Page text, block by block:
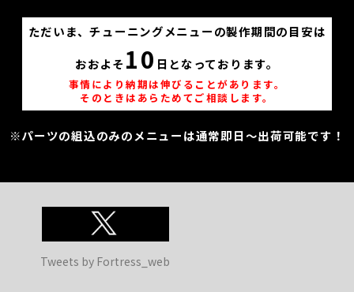
ただいま、チューニングメニューの製作期間の目安は
おおよそ 10 日となっております。
事情により納期は伸びることがあります。
そのときはあらためてご相談します。
※パーツの組込のみのメニューは通常即日～出荷可能です！
Tweets by Fortress_web